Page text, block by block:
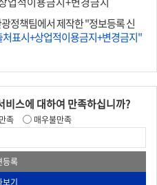
정책팀에서 제작한 "정보등록 신
처표시+상업적이용금지+변경금지"
비스에 대하여 만족하십니까?
족 매우불만족